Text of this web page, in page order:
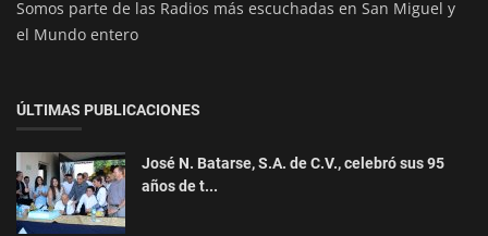
Somos parte de las Radios más escuchadas en San Miguel y
el Mundo entero
ÚLTIMAS PUBLICACIONES
José N. Batarse, S.A. de C.V., celebró sus 95
años de t...